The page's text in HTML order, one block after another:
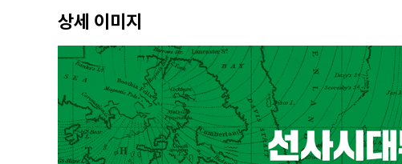
상세 이미지